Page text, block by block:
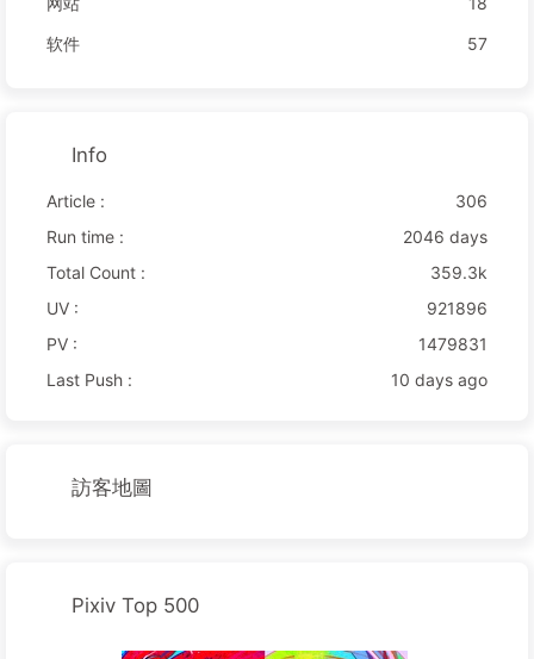
软件
57
Info
Article :
306
Run time :
2046 days
Total Count :
359.3k
UV :
921896
PV :
1479831
Last Push :
10 days ago
訪客地圖
Pixiv Top 500